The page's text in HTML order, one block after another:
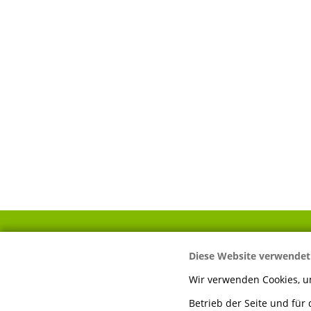
Diese Website
Wir verwenden Cookies,
Betrieb der Seite und für
Mayer Sägewerk &